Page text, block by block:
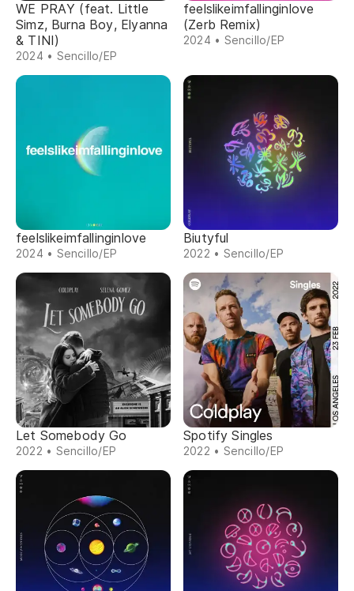
WE PRAY (feat. Little
Simz, Burna Boy, Elyanna
& TINI)
2024 • Sencillo/EP
​feelslikeimfallinginlove
(Zerb Remix)
2024 • Sencillo/EP
feelslikeimfallinginlove
2024 • Sencillo/EP
Biutyful
2022 • Sencillo/EP
Let Somebody Go
2022 • Sencillo/EP
Spotify Singles
2022 • Sencillo/EP